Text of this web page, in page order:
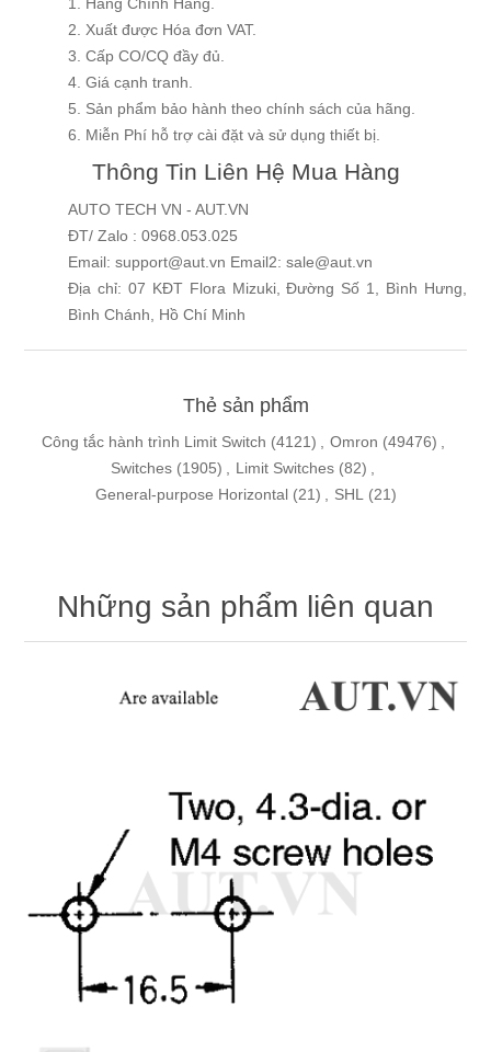
2. Xuất được Hóa đơn VAT.
3. Cấp CO/CQ đầy đủ.
4. Giá cạnh tranh.
5. Sản phẩm bảo hành theo chính sách của hãng.
6. Miễn Phí hỗ trợ cài đặt và sử dụng thiết bị.
Thông Tin Liên Hệ Mua Hàng
AUTO TECH VN - AUT.VN
ĐT/ Zalo : 0968.053.025
Email: support@aut.vn Email2: sale@aut.vn
Địa chỉ: 07 KĐT Flora Mizuki, Đường Số 1, Bình Hưng,
Bình Chánh, Hồ Chí Minh
Thẻ sản phẩm
Công tắc hành trình Limit Switch (4121) Omron (49476)
Switches (1905) Limit Switches (82)
General-purpose Horizontal (21) SHL (21)
Những sản phẩm liên quan